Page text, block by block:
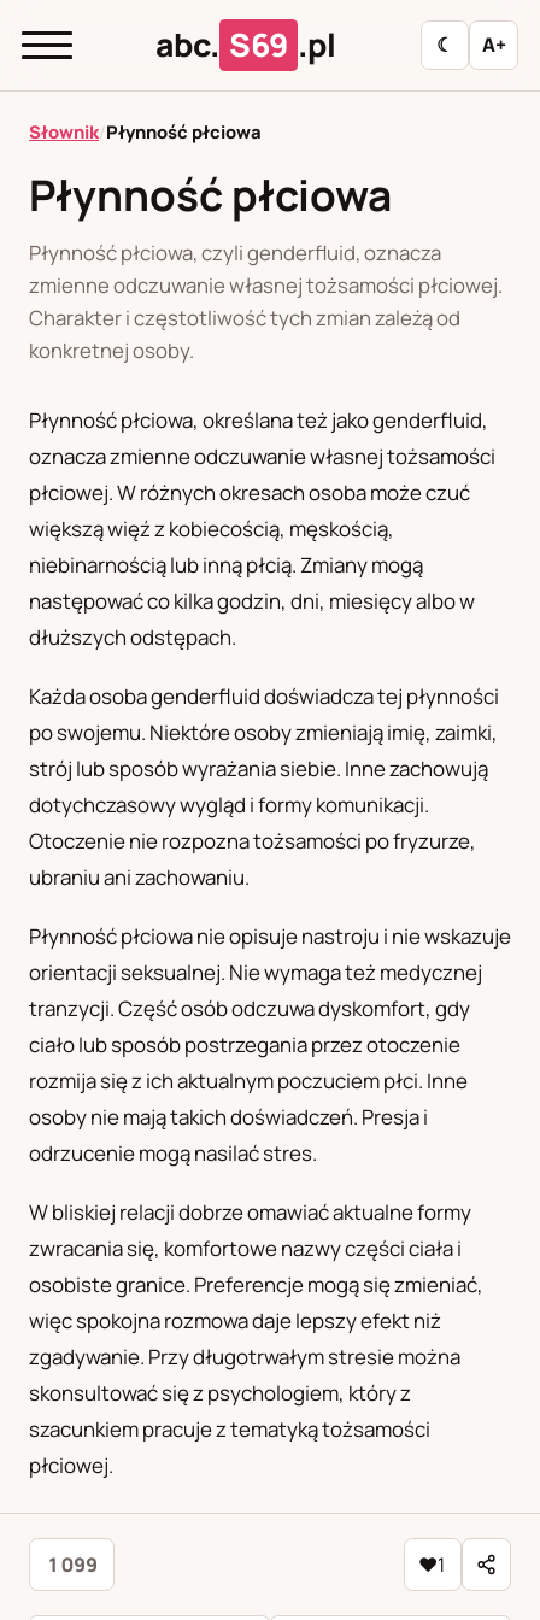
abc. S69 .pl ☾ A+
abc.
E
J
K L M N O P R
S
T
U W Z Ł
Polityka redakcyjna
PL
Polski
RU
Русский
UA
Українська
Słownik/Płynność płciowa
Płynność płciowa
Płynność płciowa, czyli genderfluid, oznacza
zmienne odczuwanie własnej tożsamości płciowej.
Charakter i częstotliwość tych zmian zależą od
konkretnej osoby.
Płynność płciowa, określana też jako genderfluid,
oznacza zmienne odczuwanie własnej tożsamości
płciowej. W różnych okresach osoba może czuć
większą więź z kobiecością, męskością,
niebinarnością lub inną płcią. Zmiany mogą
następować co kilka godzin, dni, miesięcy albo w
dłuższych odstępach.
Każda osoba genderfluid doświadcza tej płynności
po swojemu. Niektóre osoby zmieniają imię, zaimki,
strój lub sposób wyrażania siebie. Inne zachowują
dotychczasowy wygląd i formy komunikacji.
Otoczenie nie rozpozna tożsamości po fryzurze,
ubraniu ani zachowaniu.
Płynność płciowa nie opisuje nastroju i nie wskazuje
orientacji seksualnej. Nie wymaga też medycznej
tranzycji. Część osób odczuwa dyskomfort, gdy
ciało lub sposób postrzegania przez otoczenie
rozmija się z ich aktualnym poczuciem płci. Inne
osoby nie mają takich doświadczeń. Presja i
odrzucenie mogą nasilać stres.
W bliskiej relacji dobrze omawiać aktualne formy
zwracania się, komfortowe nazwy części ciała i
osobiste granice. Preferencje mogą się zmieniać,
więc spokojna rozmowa daje lepszy efekt niż
zgadywanie. Przy długotrwałym stresie można
skonsultować się z psychologiem, który z
szacunkiem pracuje z tematyką tożsamości
płciowej.
1 099 ♥1